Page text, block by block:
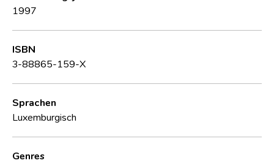
1997
ISBN
3-88865-159-X
Sprachen
Luxemburgisch
Genres